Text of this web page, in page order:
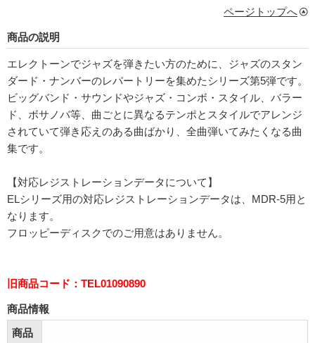
ページトップへ
商品の説明
エレクトーンでジャズを弾きたい方のために、ジャズのスタン
ダード・ナンバーのレパートリーを集めたシリーズ第5弾です。
ビッグバンド・サウンドやジャズ・コンボ・スタイル、バラー
ド、ボサノバ等、曲ごとに異なるテンポとスタイルでアレンジ
されていて弾き応えのある曲ばかり、全曲弾いてみたくなる曲
集です。
【対応レジストレーションデータについて】
ELシリーズ用の対応レジストレーションデータは、MDR-5用と
なります。
フロッピーディスクでのご用意はありません。
旧商品コード：TEL01090890
商品情報
商品